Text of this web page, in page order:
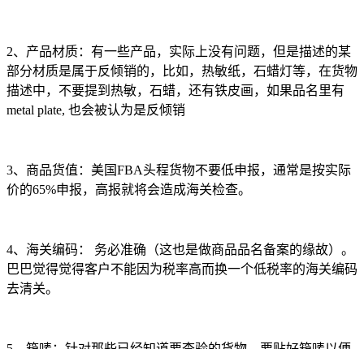
2、产品材质：有一些产品，实际上没有问题，但是描述的某
部分材质是属于反倾销的，比如，热敏纸，石蜡灯等，在货物
描述中，不要提到热敏，石蜡，还有铁皮画，如果品名里有
metal plate, 也会被认为是反倾销
3、商品货值：美国FBA头程货物不要低申报，通常是按实际
价的65%申报，高报就将会造成海关检查。
4、海关编码： 务必准确（这也是做商品品名备案的缘故）。
巴巴觉得觉得客户不能因为税率高而换一个低税率的海关编码
去清关。